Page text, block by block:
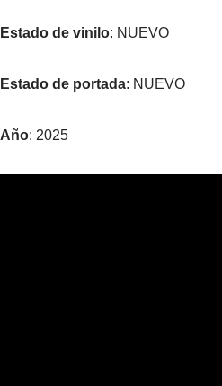
Estado de vinilo: NUEVO
Estado de portada: NUEVO
Año: 2025